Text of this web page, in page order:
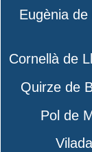
Eugènia de
Cornellà de
Quirze de
Pol de
Vilada